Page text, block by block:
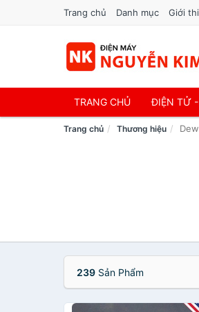
Trang chủ Danh mục Giới
TRANG CHỦ ĐIỆN TỬ
Trang chủ Thương hiệu
239 Sản Phẩm